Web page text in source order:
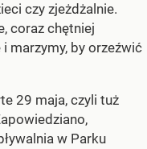
czy zjeżdżalnie.
coraz chętniej
marzymy, by orzeźwić
29 maja, czyli tuż
w Parku